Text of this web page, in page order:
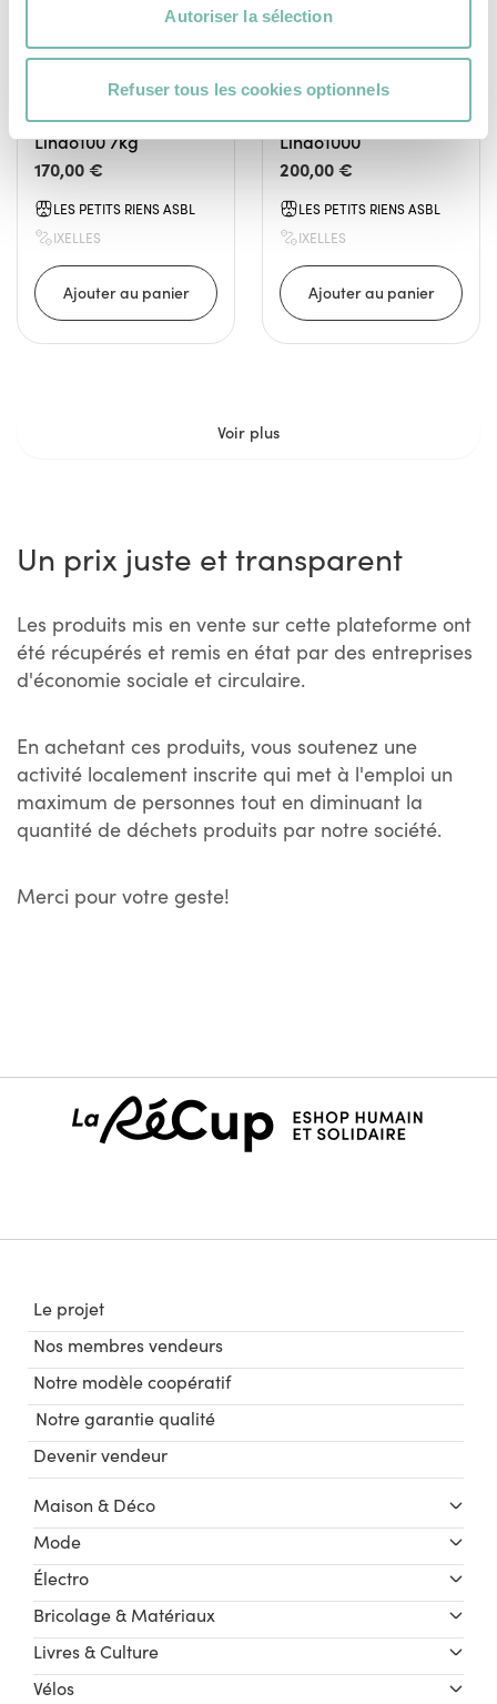
Autoriser la sélection
Refuser tous les cookies optionnels
Sèche-linge Zanussi
Lindo100 7kg
170,00 €
LES PETITS RIENS ASBL
IXELLES
Sèche-linge Zanussi
Lindo1000
200,00 €
LES PETITS RIENS ASBL
IXELLES
Voir plus
Un prix juste et transparent
Les produits mis en vente sur cette plateforme ont
été récupérés et remis en état par des entreprises
d'économie sociale et circulaire.
En achetant ces produits, vous soutenez une
activité localement inscrite qui met à l'emploi un
maximum de personnes tout en diminuant la
quantité de déchets produits par notre société.
Merci pour votre geste!
Le projet
Nos membres vendeurs
Notre modèle coopératif
Notre garantie qualité
Devenir vendeur
Maison & Déco
Mode
Électro
Bricolage & Matériaux
Livres & Culture
Vélos